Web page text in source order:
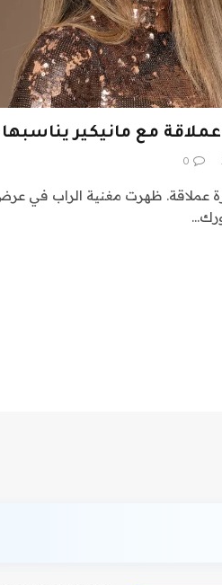
عملاقة مع مانيكير
0
عملاقة. ظهرت مغنية الراب في